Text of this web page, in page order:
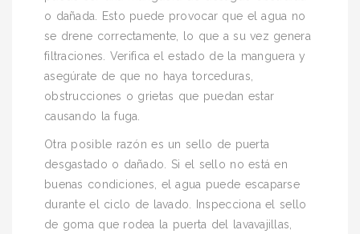
o dañada. Esto puede provocar que el agua no
se drene correctamente, lo que a su vez genera
filtraciones. Verifica el estado de la manguera y
asegúrate de que no haya torceduras,
obstrucciones o grietas que puedan estar
causando la fuga.
Otra posible razón es un sello de puerta
desgastado o dañado. Si el sello no está en
buenas condiciones, el agua puede escaparse
durante el ciclo de lavado. Inspecciona el sello
de goma que rodea la puerta del lavavajillas,